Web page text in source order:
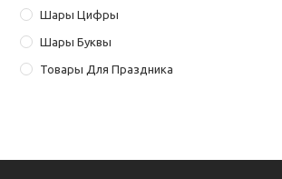
Шары Цифры
Шары Буквы
Товары Для Праздника